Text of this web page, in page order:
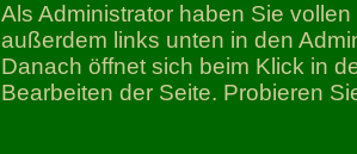
Als Administrator haben Sie
außerdem links unten in den
Danach öffnet sich beim Klick in
Bearbeiten der Seite. Probieren